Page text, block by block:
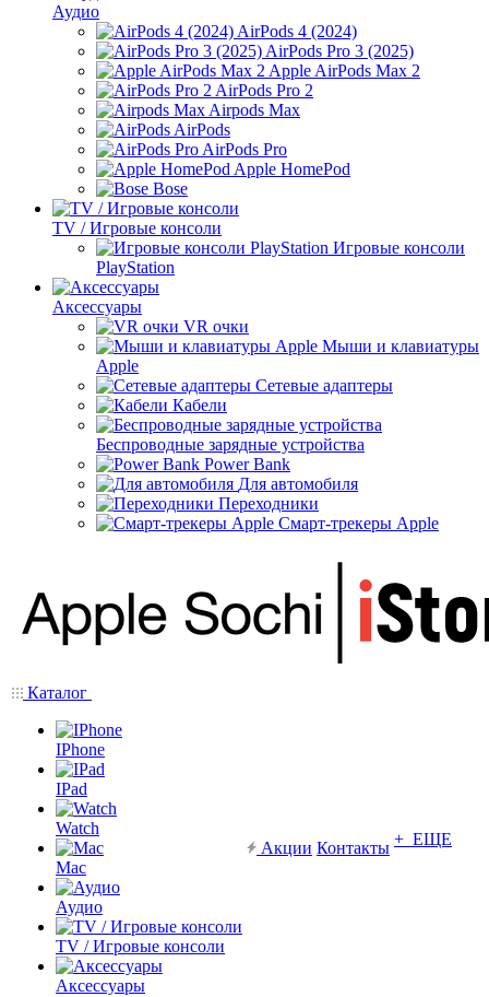
Аудио
AirPods 4 (2024)
AirPods Pro 3 (2025)
Apple AirPods Max 2
AirPods Pro 2
Airpods Max
AirPods
AirPods Pro
Apple HomePod
Bose
TV / Игровые консоли
Игровые консоли
PlayStation
Аксессуары
VR очки
Мыши и клавиатуры
Apple
Сетевые адаптеры
Кабели
Беспроводные зарядные устройства
Power Bank
Для автомобиля
Переходники
Смарт-трекеры Apple
Каталог
IPhone
IPad
Watch
Mac
Аудио
TV / Игровые консоли
Аксессуары
Акции Контакты + ЕЩЕ